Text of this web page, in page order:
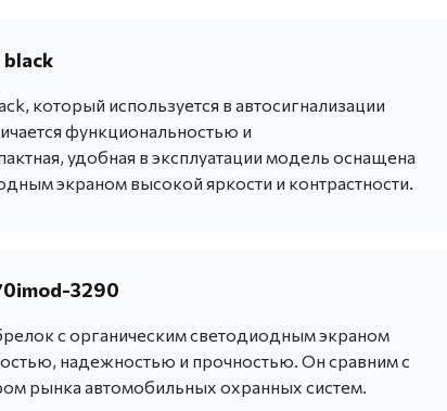
black
который используется в автосигнализации
функциональностью и
удобная в эксплуатации модель оснащена
экраном высокой яркости и контрастности.
3290
с органическим светодиодным экраном
надежностью и прочностью. Он сравним с
рынка автомобильных охранных систем.